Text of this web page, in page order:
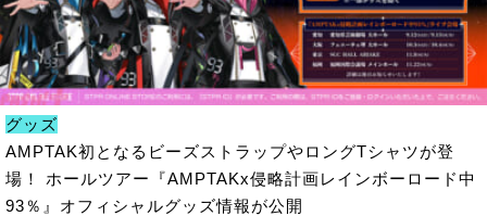
グッズ
AMPTAK初となるビーズストラップやロングTシャツが登
場！ ホールツアー『AMPTAKx侵略計画レインボーロード中
93％』オフィシャルグッズ情報が公開